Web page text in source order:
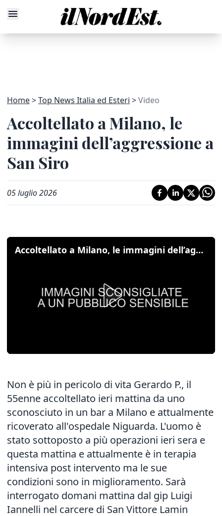
Home Top News Italia ed Esteri Video
Accoltellato a Milano, le
immagini dell’aggressione a
San Siro
05 luglio 2026
Accoltellato a Milano, le immagini dell’aggressione a San Siro
Non è più in pericolo di vita Gerardo P., il
55enne accoltellato ieri mattina da uno
sconosciuto in un bar a Milano e attualmente
ricoverato all'ospedale Niguarda. L'uomo è
stato sottoposto a più operazioni ieri sera e
questa mattina e attualmente è in terapia
intensiva post intervento ma le sue
condizioni sono in miglioramento. Sarà
interrogato domani mattina dal gip Luigi
Iannelli nel carcere di San Vittore Lamin